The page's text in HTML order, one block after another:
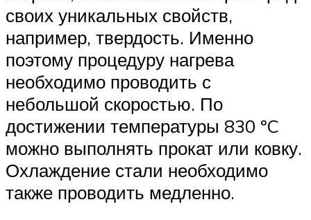
своих уникальных свойств,
например, твердость. Именно
поэтому процедуру нагрева
необходимо проводить с
небольшой скоростью. По
достижении температуры 830 ºC
можно выполнять прокат или ковку.
Охлаждение стали необходимо
также проводить медленно.